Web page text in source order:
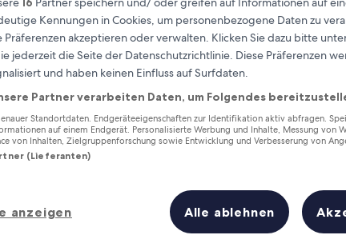
Verdiene Prämien für jede
wahrgenommene Übernachtung
Morgen
Nächstes
14. Aug. - 16. Aug.
Kennungen in Cookies, um personenbezogene Daten zu
Präferenzen akzeptieren oder verwalten. Klicken Sie dazu bitte
jederzeit die Seite der Datenschutzrichtlinie. Diese Präferenzen
und haben keinen Einfluss auf Surfdaten.
Partner verarbeiten Daten, um Folgendes
Standortdaten. Endgeräteeigenschaften zur Identifikation aktiv abfragen.
auf einem Endgerät. Personalisierte Werbung und Inhalte, Messung von
von Inhalten, Zielgruppenforschung sowie Entwicklung und Verbesserung von
(Lieferanten)
anzeigen Alle ablehnen